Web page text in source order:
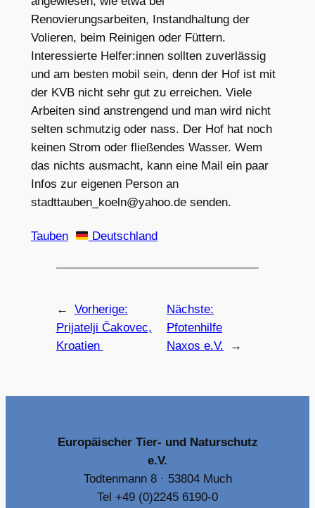
Renovierungsarbeiten, Instandhaltung der
Volieren, beim Reinigen oder Füttern.
Interessierte Helfer:innen sollten zuverlässig
und am besten mobil sein, denn der Hof ist mit
der KVB nicht sehr gut zu erreichen. Viele
Arbeiten sind anstrengend und man wird nicht
selten schmutzig oder nass. Der Hof hat noch
keinen Strom oder fließendes Wasser. Wem
das nichts ausmacht, kann eine Mail ein paar
Infos zur eigenen Person an
stadttauben_koeln@yahoo.de senden.
Tauben Deutschland
←
Vorherige:
Prijatelji Čakovec,
Kroatien
Nächste:
Pfotenhilfe
Naxos e.V.
→
Europäischer Tier- und Naturschutz
e.V.
Todtenmann 8 · 53804 Much
Tel +49 (0)2245 6190-0